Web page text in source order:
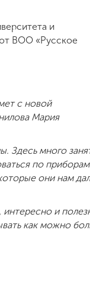
и
ВОО «Русское
с новой
Мария
Здесь много
по
они нам
и
как можно